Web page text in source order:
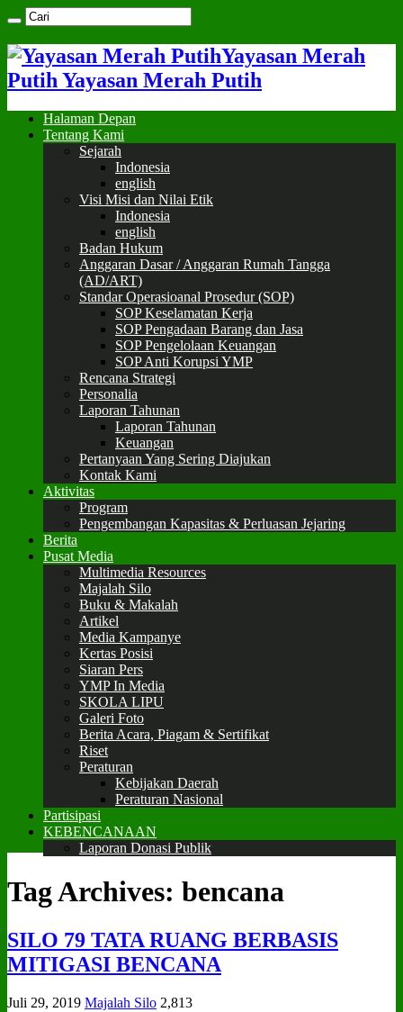
Yayasan Merah
Putih Yayasan Merah Putih
Halaman Depan
Tentang Kami
Sejarah
Indonesia
english
Visi Misi dan Nilai Etik
Indonesia
english
Badan Hukum
Anggaran Dasar / Anggaran Rumah Tangga
(AD/ART)
Standar Operasioanal Prosedur (SOP)
SOP Keselamatan Kerja
SOP Pengadaan Barang dan Jasa
SOP Pengelolaan Keuangan
SOP Anti Korupsi YMP
Rencana Strategi
Personalia
Laporan Tahunan
Laporan Tahunan
Keuangan
Pertanyaan Yang Sering Diajukan
Kontak Kami
Aktivitas
Program
Pengembangan Kapasitas & Perluasan Jejaring
Berita
Pusat Media
Multimedia Resources
Majalah Silo
Buku & Makalah
Artikel
Media Kampanye
Kertas Posisi
Siaran Pers
YMP In Media
SKOLA LIPU
Galeri Foto
Berita Acara, Piagam & Sertifikat
Riset
Peraturan
Kebijakan Daerah
Peraturan Nasional
Partisipasi
KEBENCANAAN
Laporan Donasi Publik
Tag Archives: bencana
SILO 79 TATA RUANG BERBASIS
MITIGASI BENCANA
Juli 29, 2019 Majalah Silo 2,813